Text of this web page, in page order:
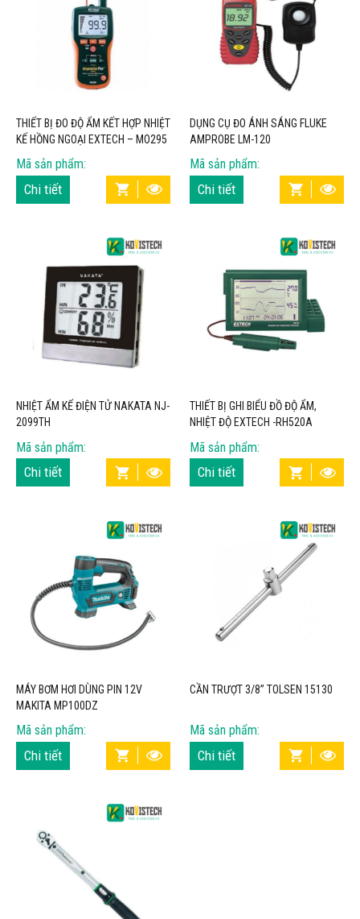
THIẾT BỊ ĐO ĐỘ ẨM KẾT HỢP NHIỆT
KẾ HỒNG NGOẠI EXTECH – MO295
Mã sản phẩm:
Chi tiết
DỤNG CỤ ĐO ÁNH SÁNG FLUKE
AMPROBE LM-120
Mã sản phẩm:
Chi tiết
NHIỆT ẨM KẾ ĐIỆN TỬ NAKATA NJ-
2099TH
Mã sản phẩm:
Chi tiết
THIẾT BỊ GHI BIỂU ĐỒ ĐỘ ẨM,
NHIỆT ĐỘ EXTECH -RH520A
Mã sản phẩm:
Chi tiết
MÁY BƠM HƠI DÙNG PIN 12V
MAKITA MP100DZ
Mã sản phẩm:
Chi tiết
CẦN TRƯỢT 3/8” TOLSEN 15130
Mã sản phẩm:
Chi tiết